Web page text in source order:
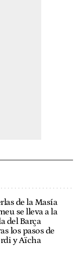
de la Masía
se lleva a la
del Barça
los pasos de
y Aïcha